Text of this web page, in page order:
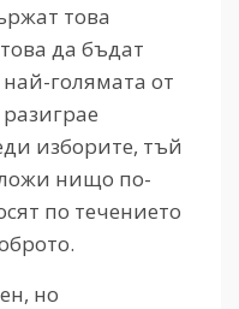
това
да бъдат
голямата от
изборите, тъй
нищо по-
по течението
но